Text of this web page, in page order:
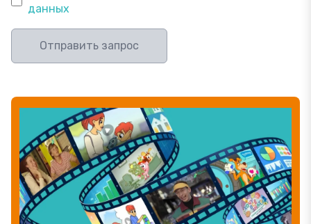
данных
Отправить запрос